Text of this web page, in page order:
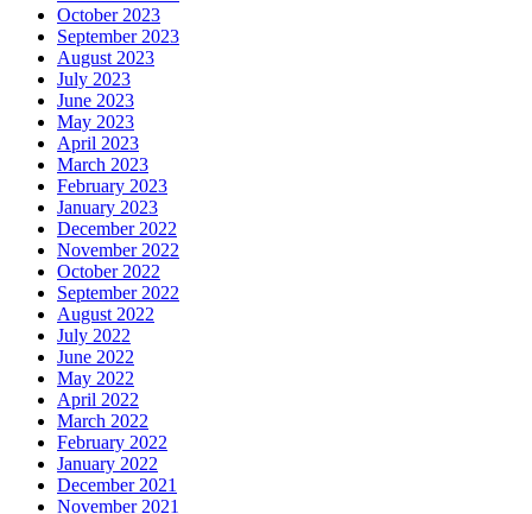
October 2023
September 2023
August 2023
July 2023
June 2023
May 2023
April 2023
March 2023
February 2023
January 2023
December 2022
November 2022
October 2022
September 2022
August 2022
July 2022
June 2022
May 2022
April 2022
March 2022
February 2022
January 2022
December 2021
November 2021